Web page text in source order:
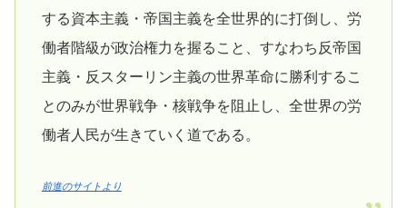
する資本主義・帝国主義を全世界的に打倒し、労
働者階級が政治権力を握ること、すなわち反帝国
主義・反スターリン主義の世界革命に勝利するこ
とのみが世界戦争・核戦争を阻止し、全世界の労
働者人民が生きていく道である。
前進のサイトより